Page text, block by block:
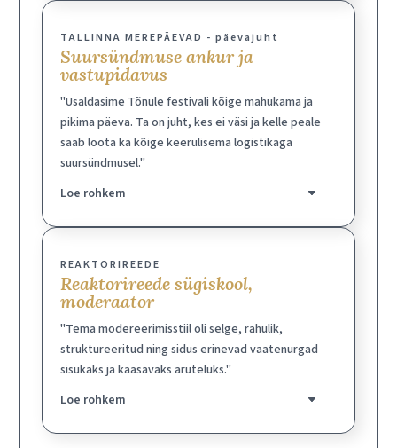
TALLINNA MEREPÄEVAD - päevajuht
Suursündmuse ankur ja
vastupidavus
"Usaldasime Tõnule festivali kõige mahukama ja
pikima päeva. Ta on juht, kes ei väsi ja kelle peale
saab loota ka kõige keerulisema logistikaga
suursündmusel."
Loe rohkem
REAKTORIREEDE
Reaktorireede sügiskool,
moderaator
"Tema modereerimisstiil oli selge, rahulik,
struktureeritud ning sidus erinevad vaatenurgad
sisukaks ja kaasavaks aruteluks."
Loe rohkem